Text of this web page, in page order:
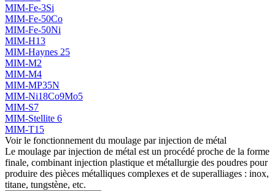
MIM-Fe-3Si
MIM-Fe-50Co
MIM-Fe-50Ni
MIM-H13
MIM-Haynes 25
MIM-M2
MIM-M4
MIM-MP35N
MIM-Ni18Co9Mo5
MIM-S7
MIM-Stellite 6
MIM-T15
Voir le fonctionnement du moulage par injection de métal
Le moulage par injection de métal est un procédé proche de la forme
finale, combinant injection plastique et métallurgie des poudres pour
produire des pièces métalliques complexes et de superalliages : inox,
titane, tungstène, etc.